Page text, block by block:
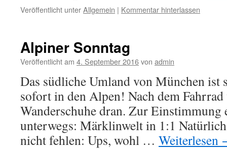
Veröffentlicht unterAllgemein | Kommentar hinterlassen
Alpiner Sonntag
Veröffentlicht am 4. September 2016von admin
Das südliche Umland von München ist
sofort in den Alpen! Nach dem Fahrrad
Wanderschuhe dran. Zur
unterwegs: Märklinwelt in 1:1
nicht fehlen: Ups, wohl … Weiterlesen